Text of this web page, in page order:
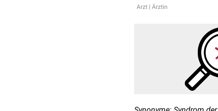
Arzt | Ärztin